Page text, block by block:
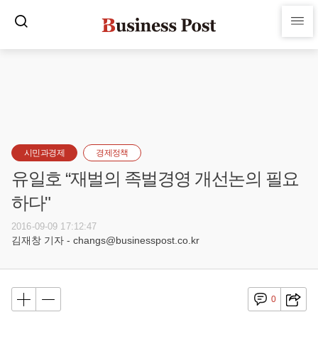
시민과경제 경제정책
유일호 “재벌의 족벌경영 개선논의 필요
하다"
2016-09-09 17:12:47
김재창 기자 - changs@businesspost.co.kr
0